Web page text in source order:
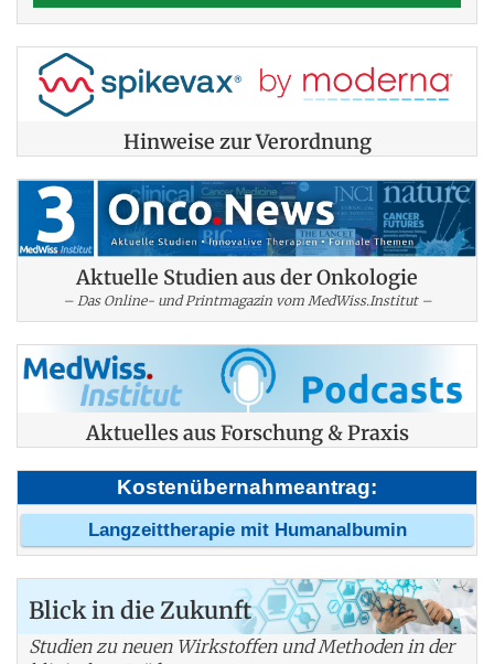
Hinweise zur Verordnung
Aktuelle Studien aus der Onkologie
– Das Online- und Printmagazin vom MedWiss.Institut –
Aktuelles aus Forschung & Praxis
Kostenübernahmeantrag:
Langzeittherapie mit Humanalbumin
Blick in die Zukunft
Studien zu neuen Wirkstoffen und Methoden in der